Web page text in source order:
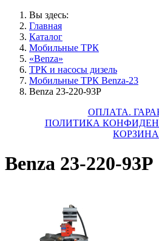
Вы здесь:
Главная
Каталог
Мобильные ТРК
«Benza»
ТРК и насосы дизель
Мобильные ТРК Benza-23
Benza 23-220-93Р
ОПЛАТА.
ПОЛИТИКА
КОРЗИНА
Benza 23-220-93Р